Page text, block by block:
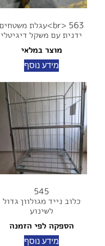
br> 563>עגלת משטחים
ידנית עם משקל דיגיטלי
מוצר במלאי
מידע נוסף
545
כלוב נייד מגולוון גדול
לשינוע
הספקה לפי הזמנה
מידע נוסף